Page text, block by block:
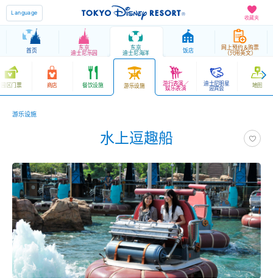
收藏夹
Language
首页 东京
迪士尼乐园
东京
迪士尼海洋 饭店 网上预约＆购票
（只用英文）
园区门票 商店 餐饮设施 游乐设施 游行表演／
娱乐表演
迪士尼明星
迎宾会 地图
游乐设施
水上逗趣船